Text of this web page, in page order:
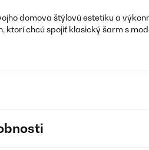
domova štýlovú estetiku a
ktorí chcú spojiť klasický šarm s